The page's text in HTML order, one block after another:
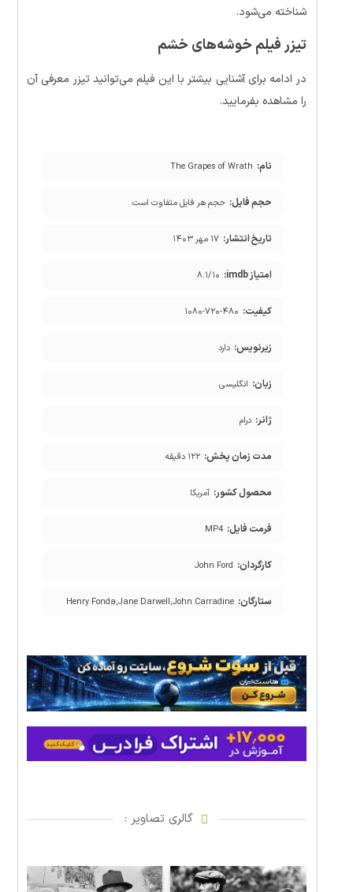
شناخته می‌شود.
تیزر فیلم خوشه‌های خشم
در ادامه برای آشنایی بیشتر با این فیلم می‌توانید تیزر معرفی آن
را مشاهده بفرمایید.
نام: The Grapes of Wrath
حجم فایل: حجم هر فایل متفاوت است.
تاریخ انتشار: ۱۷ مهر ۱۴۰۳
امتیاز imdb: ۸.۱/۱۰
کیفیت: ۱۰۸۰-۷۲۰-۴۸۰
زیرنویس: دارد
زبان: انگلیسی
ژانر: درام
مدت زمان پخش: ۱۲۲ دقیقه
محصول کشور: آمریکا
فرمت فایل: MP4
کارگردان: John Ford
ستارگان: Henry Fonda,Jane Darwell,John Carradine
گالری تصاویر :